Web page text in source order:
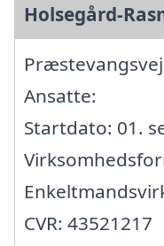
Holsegård-
Ansatte:
Startdato: 01.
CVR: 43521217